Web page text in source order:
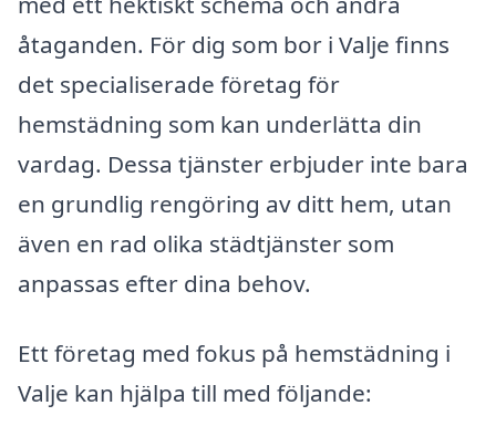
åtaganden. För dig som bor i Valje finns
det specialiserade företag för
hemstädning som kan underlätta din
vardag. Dessa tjänster erbjuder inte bara
en grundlig rengöring av ditt hem, utan
även en rad olika städtjänster som
anpassas efter dina behov.
Ett företag med fokus på hemstädning i
Valje kan hjälpa till med följande: